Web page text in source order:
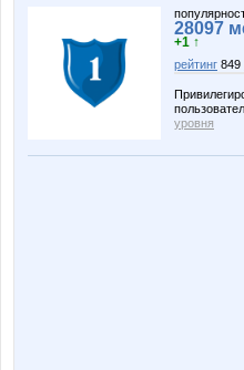
28097
+1 ↑
рейтинг 849
уровня